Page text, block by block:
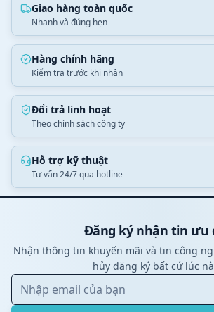
Giao hàng toàn quốc
Nhanh và đúng hẹn
Hàng chính hãng
Kiểm tra trước khi nhận
Đổi trả linh hoạt
Theo chính sách công ty
Hỗ trợ kỹ thuật
Tư vấn 24/7 qua hotline
Đăng ký nhận tin ưu
Nhận thông tin khuyến mãi và tin công
hủy đăng ký bất cứ lúc